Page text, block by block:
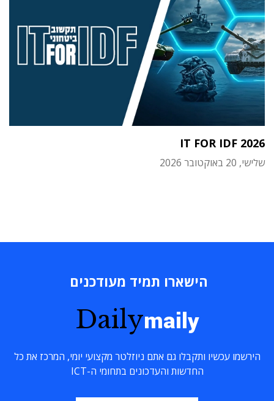
IT FOR IDF 2026
שלישי, 20 באוקטובר 2026
הישארו תמיד מעודכנים
Dailymaily
הירשמו עכשיו ותקבלו גם אתם ניוזלטר מקצועי יומי, המרכז את כל
החדשות והעדכונים בתחומי ה-ICT